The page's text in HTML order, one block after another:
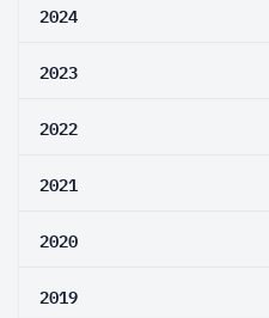
2024
2023
2022
2021
2020
2019